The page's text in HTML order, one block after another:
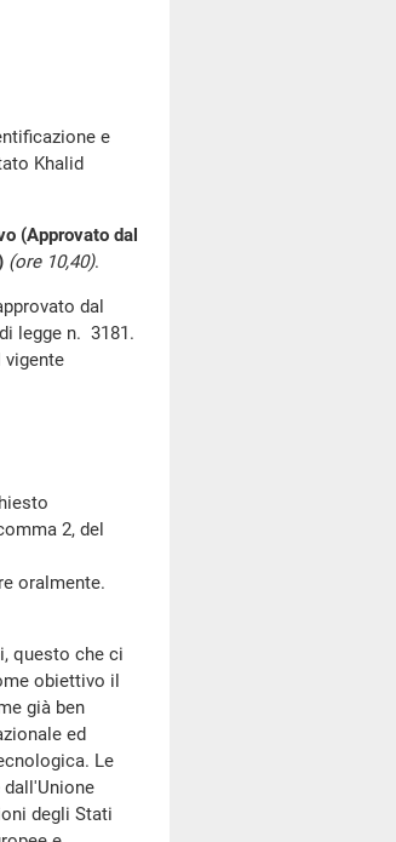
e
Khalid
(Approvato dal
(ore 10,40).
dal
legge n. 3181.
vigente
2, del
oralmente.
questo che ci
obiettivo il
già ben
ed
Le
degli Stati